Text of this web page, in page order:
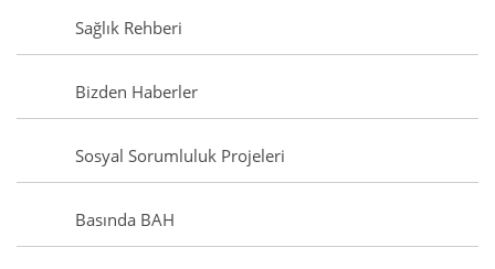
Sağlık Rehberi
Bizden Haberler
Sosyal Sorumluluk Projeleri
Basında BAH